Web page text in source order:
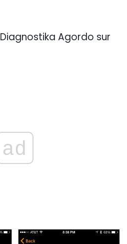
Diagnostika Agordo sur
ad